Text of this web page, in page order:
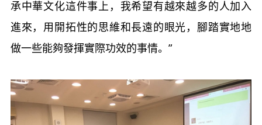
承中華文化這件事上，我希望有越來越多的人加入
進來，用開拓性的思維和長遠的眼光，腳踏實地地
做一些能夠發揮實際功效的事情。”